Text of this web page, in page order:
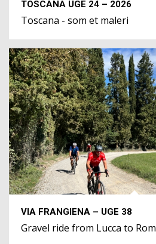
TOSCANA UGE 24 – 2026
Toscana - som et maleri
VIA FRANGIENA – UGE 38
Gravel ride from Lucca to Rom